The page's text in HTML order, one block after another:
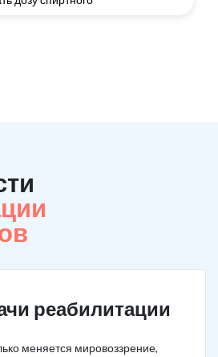
реабилитации
меняется мировоззрение,